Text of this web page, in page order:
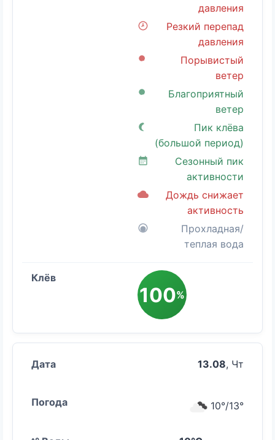
давления
Резкий перепад
давления
Порывистый
ветер
Благоприятный
ветер
Пик клёва
(большой период)
Сезонный пик
активности
Дождь снижает
активность
Прохладная/
теплая вода
100%
13.08, Чт
10°/13°